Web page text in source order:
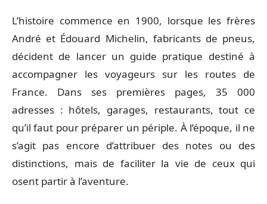
L’histoire commence en 1900, lorsque les frères
André et Édouard Michelin, fabricants de pneus,
décident de lancer un guide pratique destiné à
accompagner les voyageurs sur les routes de
France. Dans ses premières pages, 35 000
adresses : hôtels, garages, restaurants, tout ce
qu’il faut pour préparer un périple. À l’époque, il ne
s’agit pas encore d’attribuer des notes ou des
distinctions, mais de faciliter la vie de ceux qui
osent partir à l’aventure.